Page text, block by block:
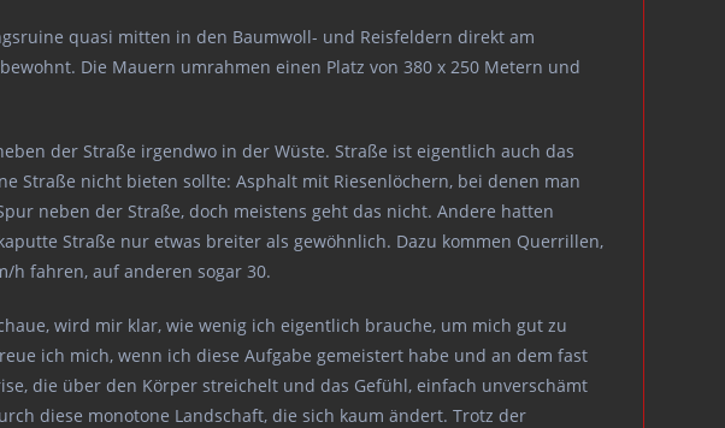
quasi mitten in den Baumwoll- und Reisfeldern direkt am
Die Mauern umrahmen einen Platz von 380 x 250 Metern und
der Straße irgendwo in der Wüste. Straße ist eigentlich auch das
Straße nicht bieten sollte: Asphalt mit Riesenlöchern, bei denen man
neben der Straße, doch meistens geht das nicht. Andere hatten
Straße nur etwas breiter als gewöhnlich. Dazu kommen Querrillen,
h fahren, auf anderen sogar 30.
wird mir klar, wie wenig ich eigentlich brauche, um mich gut zu
ich mich, wenn ich diese Aufgabe gemeistert habe und an dem fast
die über den Körper streichelt und das Gefühl, einfach unverschämt
diese monotone Landschaft, die sich kaum ändert. Trotz der